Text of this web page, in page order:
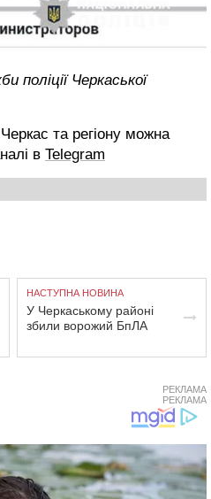
поліції Черкаської
та регіону можна
в Telegram
НАСТУПНА НОВИНА
У Черкаському районі
збили ворожий БпЛА
РЕКЛАМА
РЕКЛАМА